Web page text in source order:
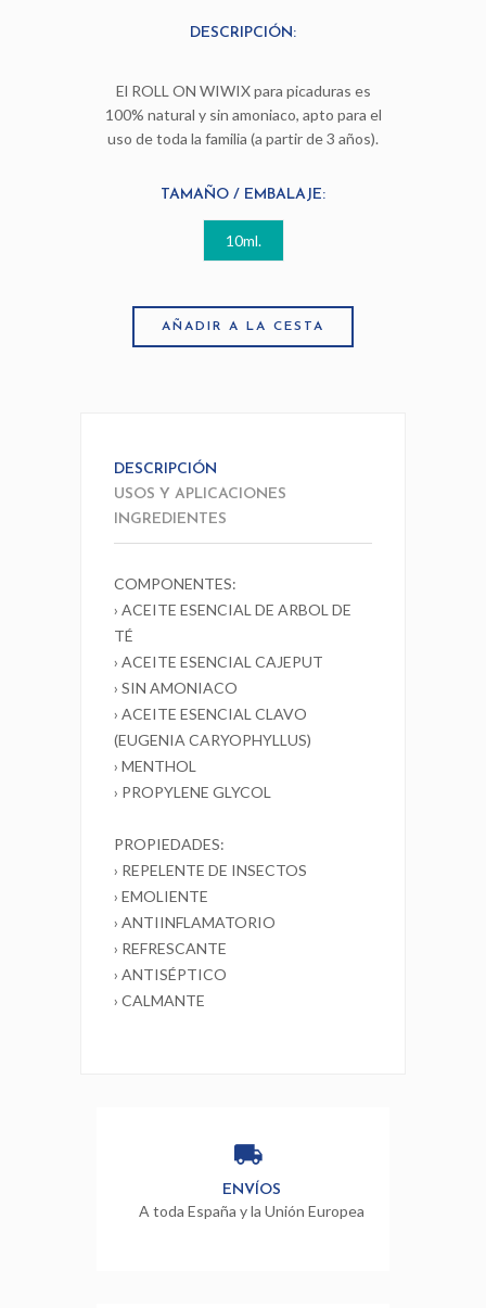
DESCRIPCIÓN:
El ROLL ON WIWIX para picaduras es
100% natural y sin amoniaco, apto para el
uso de toda la familia (a partir de 3 años).
TAMAÑO / EMBALAJE:
10ml.
AÑADIR A LA CESTA
DESCRIPCIÓN
USOS Y APLICACIONES
INGREDIENTES
COMPONENTES:
› ACEITE ESENCIAL DE ARBOL DE
TÉ
› ACEITE ESENCIAL CAJEPUT
› SIN AMONIACO
› ACEITE ESENCIAL CLAVO
(EUGENIA CARYOPHYLLUS)
› MENTHOL
› PROPYLENE GLYCOL
PROPIEDADES:
› REPELENTE DE INSECTOS
› EMOLIENTE
› ANTIINFLAMATORIO
› REFRESCANTE
› ANTISÉPTICO
› CALMANTE
ENVÍOS
A toda España y la Unión Europea